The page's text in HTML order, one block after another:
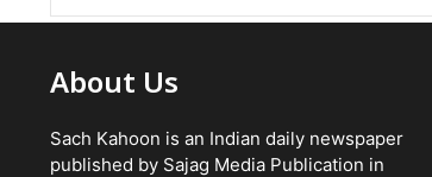
About Us
Sach Kahoon is an Indian daily newspaper
published by Sajag Media Publication in